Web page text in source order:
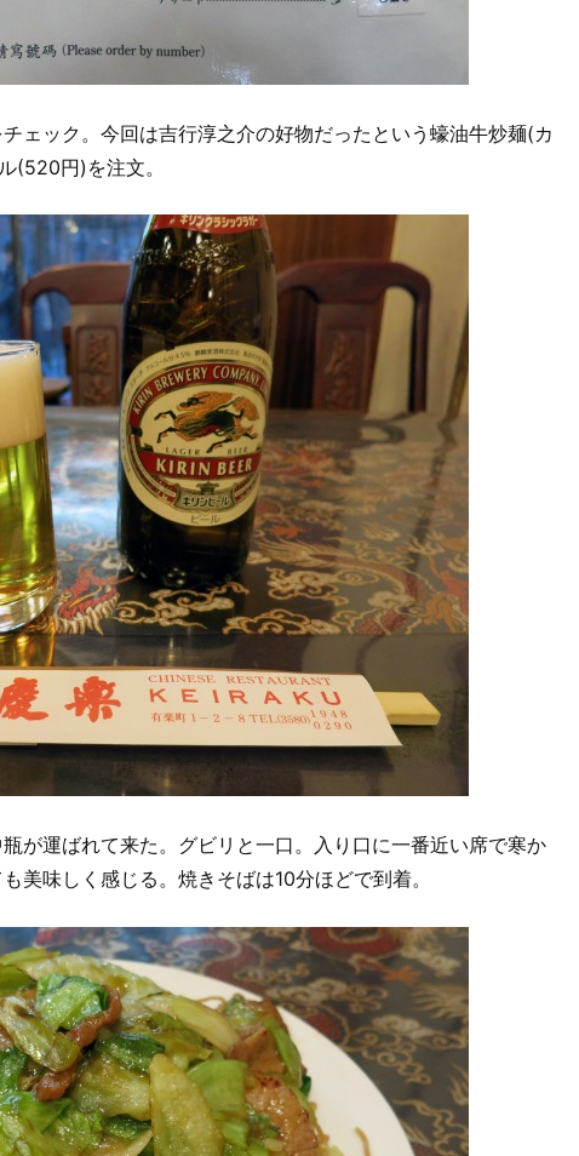
ェック。今回は吉行淳之介の好物だったという蠔油牛炒麺(カ
(520円)を注文。
が運ばれて来た。グビリと一口。入り口に一番近い席で寒か
美味しく感じる。焼きそばは10分ほどで到着。